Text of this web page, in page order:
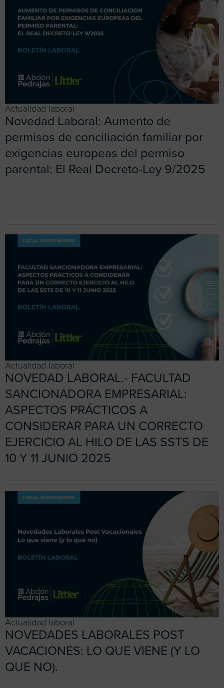
Actualidad laboral
Novedad Laboral: Aumento de
permisos de conciliación familiar por
exigencias europeas del permiso
parental: El Real Decreto-Ley 9/2025
Actualidad laboral
NOVEDAD LABORAL.- FACULTAD
SANCIONADORA EMPRESARIAL:
ASPECTOS PRÁCTICOS A
CONSIDERAR PARA UN CORRECTO
EJERCICIO AL HILO DE LAS SSTS DE
10 Y 11 JUNIO 2025
Actualidad laboral
NOVEDADES LABORALES POST
VACACIONES: LO QUE VIENE (Y LO
QUE NO).